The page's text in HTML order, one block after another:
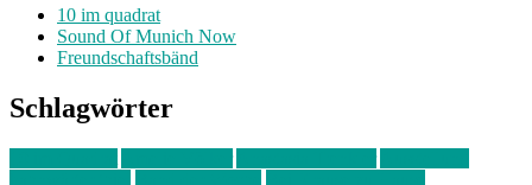
10 im quadrat
Sound Of Munich Now
Freundschaftsbänd
Schlagwörter